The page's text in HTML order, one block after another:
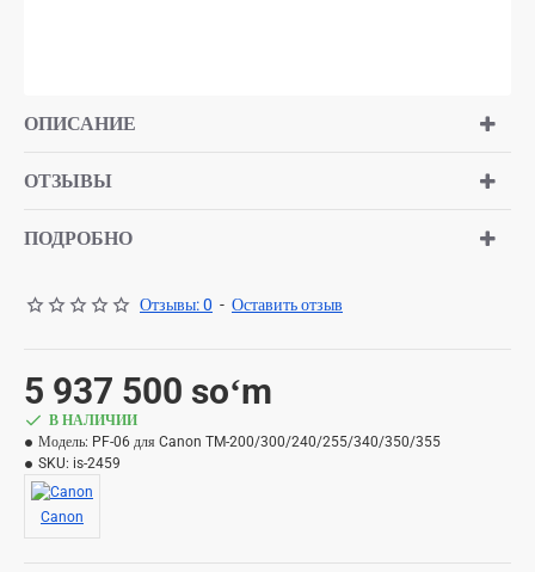
ОПИСАНИЕ
ОТЗЫВЫ
ПОДРОБНО
Отзывы: 0 - Оставить отзыв
5 937 500 soʻm
В НАЛИЧИИ
Модель: PF-06 для Canon TM-200/300/240/255/340/350/355
SKU: is-2459
Canon